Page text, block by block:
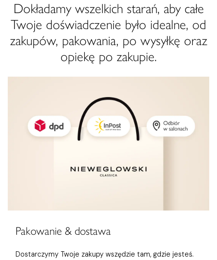
Dokładamy wszelkich starań, aby całe
Twoje doświadczenie było idealne, od
zakupów, pakowania, po wysyłkę oraz
opiekę po zakupie.
Pakowanie & dostawa
Dostarczymy Twoje zakupy wszędzie tam, gdzie jesteś.